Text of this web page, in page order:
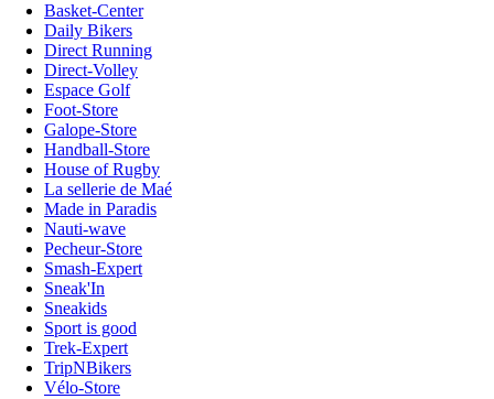
Basket-Center
Daily Bikers
Direct Running
Direct-Volley
Espace Golf
Foot-Store
Galope-Store
Handball-Store
House of Rugby
La sellerie de Maé
Made in Paradis
Nauti-wave
Pecheur-Store
Smash-Expert
Sneak'In
Sneakids
Sport is good
Trek-Expert
TripNBikers
Vélo-Store